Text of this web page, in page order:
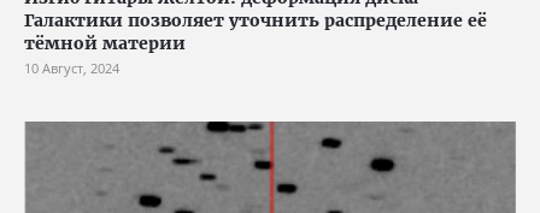
Галактики позволяет уточнить распределение её
тёмной материи
10 Август, 2024